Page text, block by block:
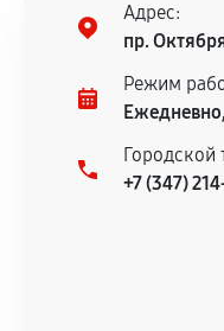
Адрес:
пр.
Режим
Городской
+7 (347)